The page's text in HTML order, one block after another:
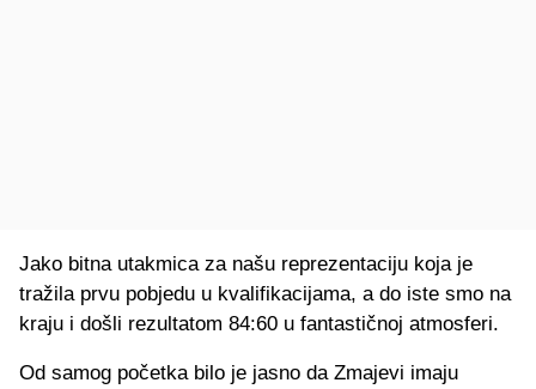
Jako bitna utakmica za našu reprezentaciju koja je
tražila prvu pobjedu u kvalifikacijama, a do iste smo na
kraju i došli rezultatom 84:60 u fantastičnoj atmosferi.
Od samog početka bilo je jasno da Zmajevi imaju